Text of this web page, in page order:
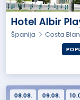
Hotel Albir
Španija Costa
08.08. 09.08.